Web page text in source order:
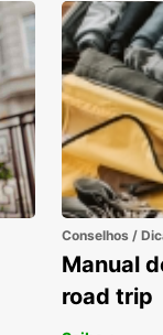
Conselhos /
Manual
road trip